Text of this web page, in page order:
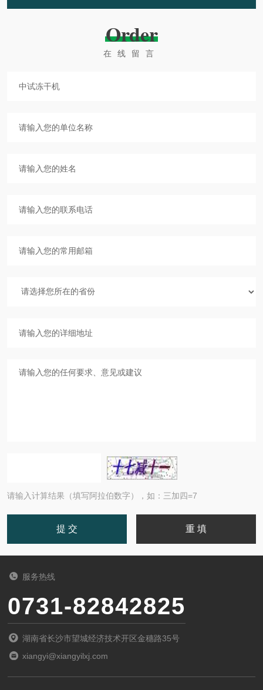
Order
在线留言
请输入计算结果（填写阿拉伯数字），如：三加四=7
服务热线
0731-82842825
湖南省长沙市望城经济技术开区金穗路35号
xiangyi@xiangyilxj.com